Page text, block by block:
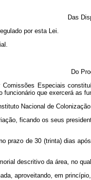
Das
por esta Lei.
Do
Especiais
funcionário que exercerá as
Nacional de
ficando os seus
prazo de 30 (trinta) dias
descritivo da área, no
aproveitando, em